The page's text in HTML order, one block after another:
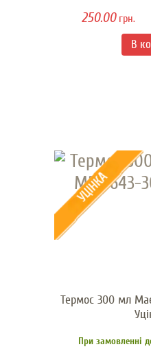
250.00грн.
Термос 300 мл
При замовленні